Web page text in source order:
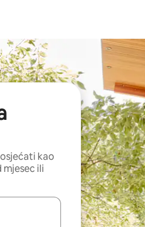
kao
ili
ih pregledati koristeći se